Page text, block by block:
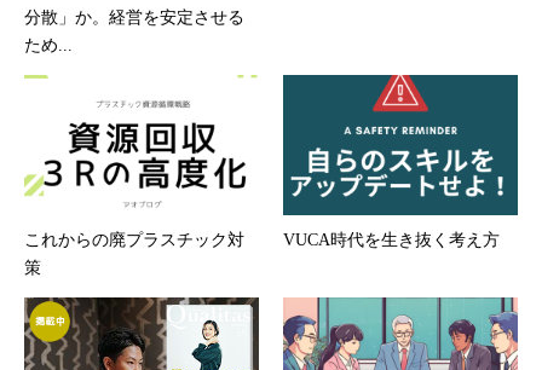
分散」か。経営を安定させる
ため...
これからの廃プラスチック対
策
VUCA時代を生き抜く考え方